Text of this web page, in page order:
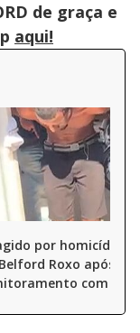
de graça e
aqui!
por homicídio é
Roxo após
com